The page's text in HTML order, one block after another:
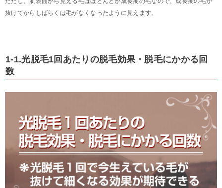
抜けてからしばらくは毛がなくなったように見えます。
1-1.光脱毛1回あたりの脱毛効果・脱毛にかかる回
数